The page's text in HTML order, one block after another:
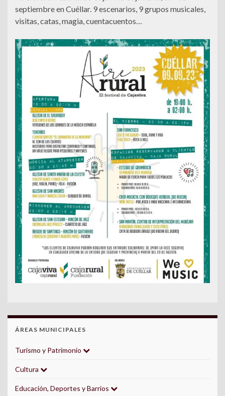
septiembre en Cuéllar. 9 escenarios, 9 grupos musicales,
visitas, catas, magia, cuentacuentos…
ÁREAS MUNICIPALES
Turismo y Patrimonio
Cultura
Educación, Deportes y Barrios